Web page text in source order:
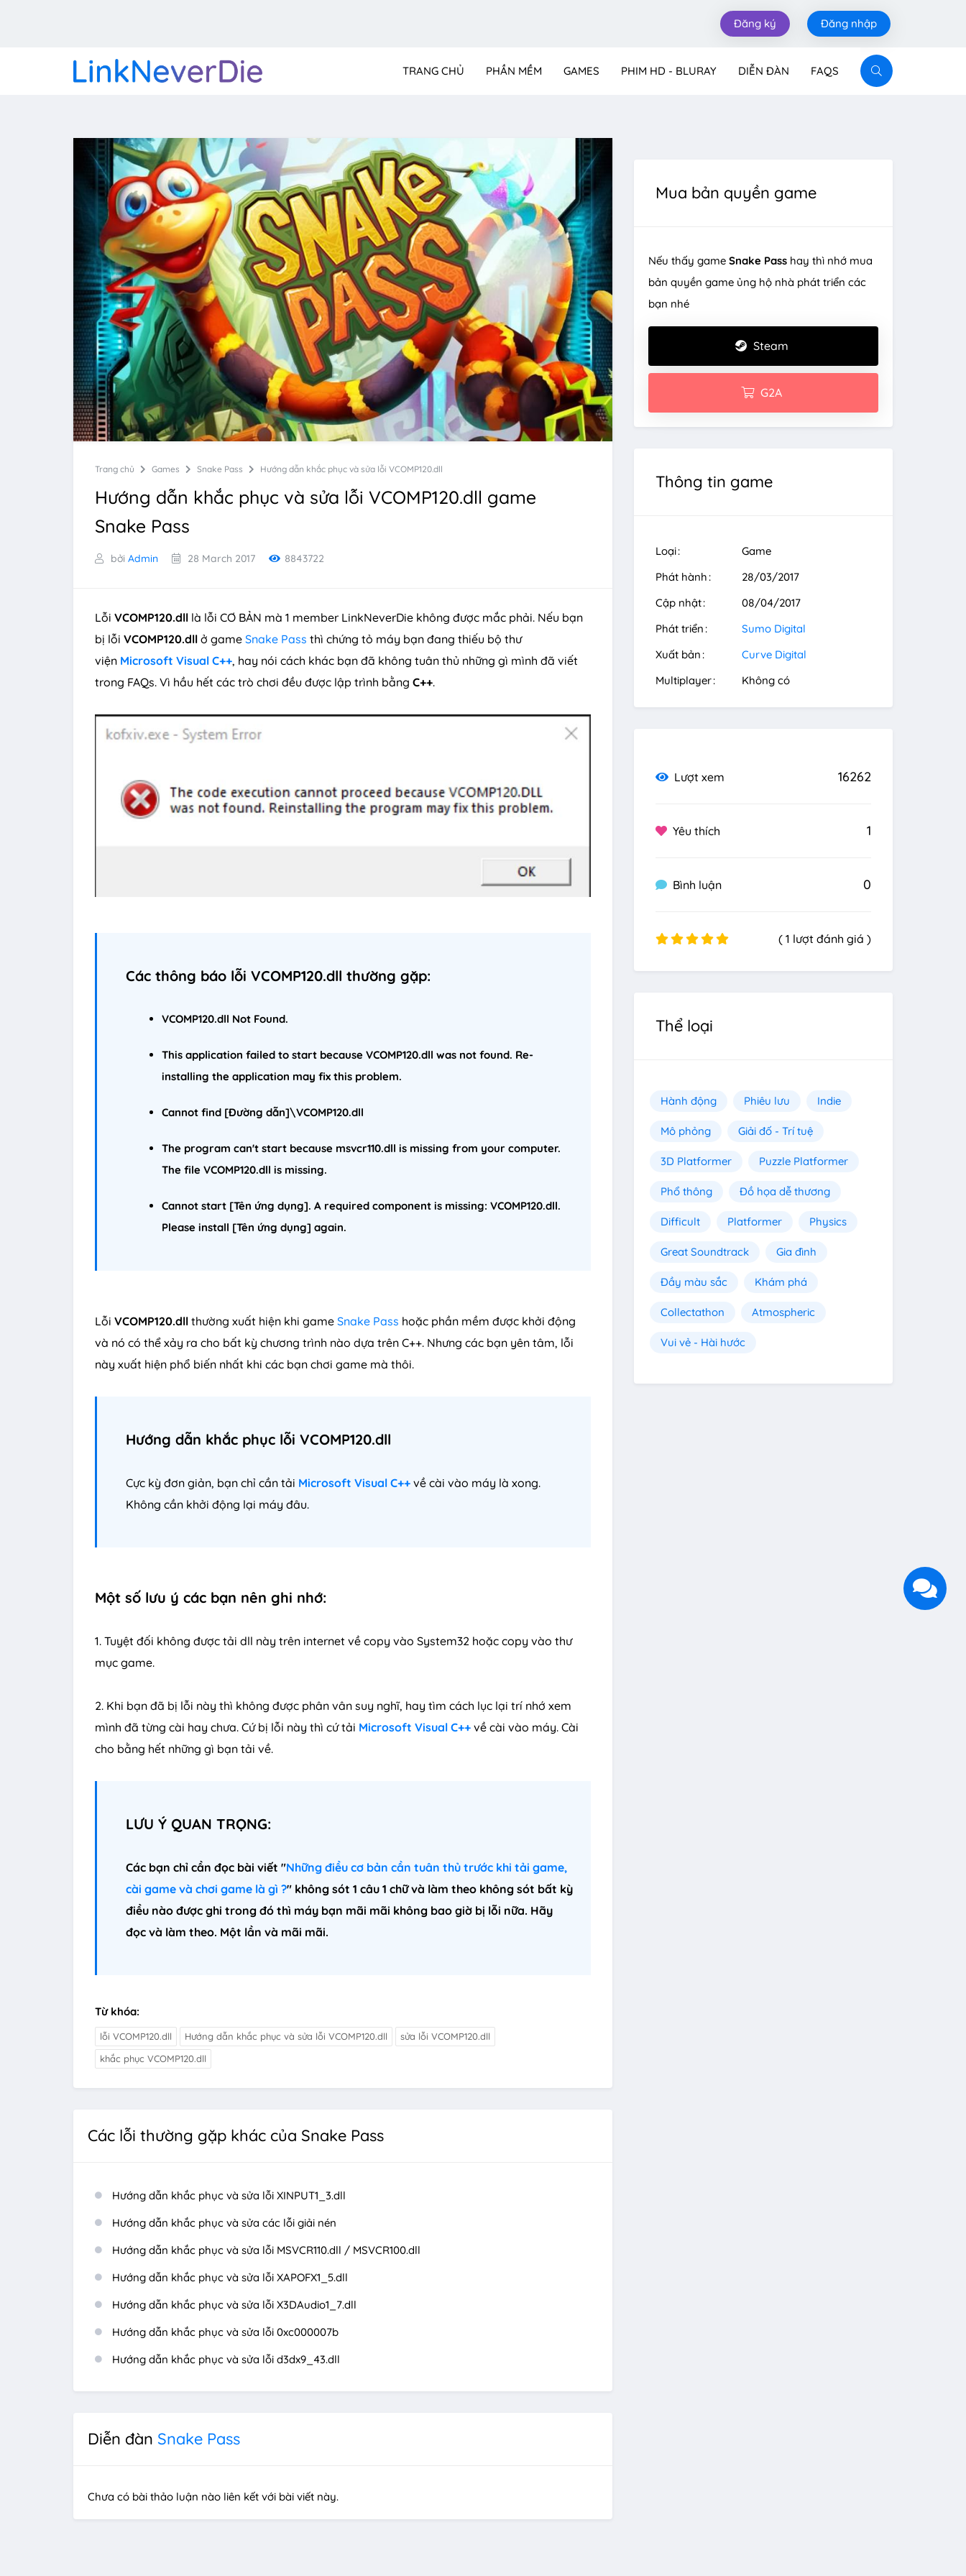
Đăng ký Đăng nhập
TRANG CHỦ PHẦN MỀM GAMES PHIM HD - BLURAY DIỄN ĐÀN FAQS
Trang chủ Games Snake Pass Hướng dẫn khắc phục và sửa lỗi VCOMP120.dll
Hướng dẫn khắc phục và sửa lỗi VCOMP120.dll game
Snake Pass
bởi Admin 28 March 2017 8843722
Lỗi VCOMP120.dll là lỗi CƠ BẢN mà 1 member LinkNeverDie không được mắc phải. Nếu bạn
bị lỗi VCOMP120.dll ở game Snake Pass thì chứng tỏ máy bạn đang thiếu bộ thư
viện Microsoft Visual C++, hay nói cách khác bạn đã không tuân thủ những gì mình đã viết
trong FAQs. Vì hầu hết các trò chơi đều được lập trình bằng C++.
Các thông báo lỗi VCOMP120.dll thường gặp:
VCOMP120.dll Not Found.
This application failed to start because VCOMP120.dll was not found. Re-
installing the application may fix this problem.
Cannot find [Đường dẫn]\VCOMP120.dll
The program can't start because msvcr110.dll is missing from your computer.
The file VCOMP120.dll is missing.
Cannot start [Tên ứng dụng]. A required component is missing: VCOMP120.dll.
Please install [Tên ứng dụng] again.
Lỗi VCOMP120.dll thường xuất hiện khi game Snake Pass hoặc phần mềm được khởi động
và nó có thể xảy ra cho bất kỳ chương trình nào dựa trên C++. Nhưng các bạn yên tâm, lỗi
này xuất hiện phổ biến nhất khi các bạn chơi game mà thôi.
Hướng dẫn khắc phục lỗi VCOMP120.dll
Cực kỳ đơn giản, bạn chỉ cần tải Microsoft Visual C++ về cài vào máy là xong.
Không cần khởi động lại máy đâu.
Một số lưu ý các bạn nên ghi nhớ:
1. Tuyệt đối không được tải dll này trên internet về copy vào System32 hoặc copy vào thư
mục game.
2. Khi bạn đã bị lỗi này thì không được phân vân suy nghĩ, hay tìm cách lục lại trí nhớ xem
mình đã từng cài hay chưa. Cứ bị lỗi này thì cứ tải Microsoft Visual C++ về cài vào máy. Cài
cho bằng hết những gì bạn tải về.
LƯU Ý QUAN TRỌNG:
Các bạn chỉ cần đọc bài viết "Những điều cơ bản cần tuân thủ trước khi tải game,
cài game và chơi game là gì ?" không sót 1 câu 1 chữ và làm theo không sót bất kỳ
điều nào được ghi trong đó thì máy bạn mãi mãi không bao giờ bị lỗi nữa. Hãy
đọc và làm theo. Một lần và mãi mãi.
Từ khóa:
lỗi VCOMP120.dll Hướng dẫn khắc phục và sửa lỗi VCOMP120.dll
sửa lỗi VCOMP120.dll
khắc phục VCOMP120.dll
Các lỗi thường gặp khác của Snake Pass
Hướng dẫn khắc phục và sửa lỗi XINPUT1_3.dll
Hướng dẫn khắc phục và sửa các lỗi giải nén
Hướng dẫn khắc phục và sửa lỗi MSVCR110.dll / MSVCR100.dll
Hướng dẫn khắc phục và sửa lỗi XAPOFX1_5.dll
Hướng dẫn khắc phục và sửa lỗi X3DAudio1_7.dll
Hướng dẫn khắc phục và sửa lỗi 0xc000007b
Hướng dẫn khắc phục và sửa lỗi d3dx9_43.dll
Diễn đàn Snake Pass
Chưa có bài thảo luận nào liên kết với bài viết này.
Mua bản quyền game
Nếu thấy game Snake Pass hay thì nhớ mua
bản quyền game ủng hộ nhà phát triển các
bạn nhé
Steam
G2A
Thông tin game
Loại
Game
Phát hành
28/03/2017
Cập nhật
08/04/2017
Phát triển
Sumo Digital
Xuất bản
Curve Digital
Multiplayer
Không có
Lượt xem 16262
Yêu thích 1
Bình luận 0
( 1 lượt đánh giá )
Thể loại
Hành động Phiêu lưu Indie
Mô phỏng Giải đố - Trí tuệ
3D Platformer Puzzle Platformer
Phổ thông Đồ họa dễ thương
Difficult Platformer Physics
Great Soundtrack Gia đình
Đầy màu sắc Khám phá
Collectathon Atmospheric
Vui vẻ - Hài hước